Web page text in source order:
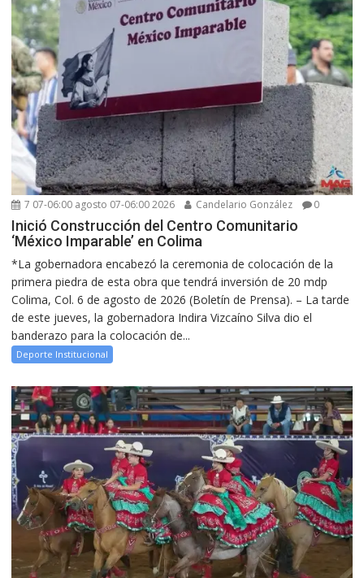
7 07-06:00 agosto 07-06:00 2026 Candelario González 0
Inició Construcción del Centro Comunitario
‘México Imparable’ en Colima
*La gobernadora encabezó la ceremonia de colocación de la
primera piedra de esta obra que tendrá inversión de 20 mdp
Colima, Col. 6 de agosto de 2026 (Boletín de Prensa). – La tarde
de este jueves, la gobernadora Indira Vizcaíno Silva dio el
banderazo para la colocación de...
Deporte Institucional